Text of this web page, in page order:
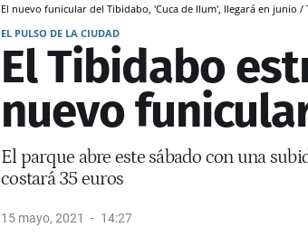
El nuevo funicular del Tibidabo, 'Cuca de llum', llegará en junio /
EL PULSO DE LA CIUDAD
El Tibidabo
nuevo
El parque abre este sábado con una
costará 35 euros
15 mayo, 2021 14:27